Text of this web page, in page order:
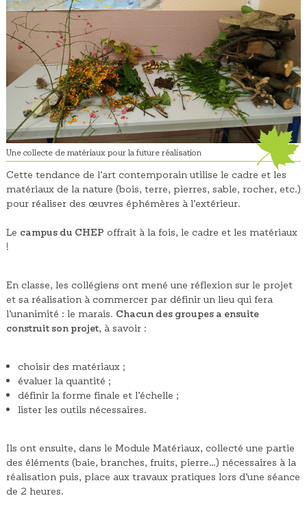
Une collecte de matériaux pour la future réalisation
Cette tendance de l’art contemporain utilise le cadre et les
matériaux de la nature (bois, terre, pierres, sable, rocher, etc.)
pour réaliser des œuvres éphémères à l’extérieur.
Le campus du CHEP offrait à la fois, le cadre et les matériaux
!
En classe, les collégiens ont mené une réflexion sur le projet
et sa réalisation à commercer par définir un lieu qui fera
l’unanimité : le marais. Chacun des groupes a ensuite
construit son projet, à savoir :
choisir des matériaux ;
évaluer la quantité ;
définir la forme finale et l’échelle ;
lister les outils nécessaires.
Ils ont ensuite, dans le Module Matériaux, collecté une partie
des éléments (baie, branches, fruits, pierre…) nécessaires à la
réalisation puis, place aux travaux pratiques lors d’une séance
de 2 heures.